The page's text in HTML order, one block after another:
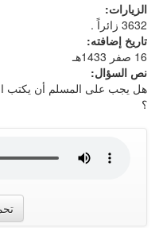
الزيارات:
3632 زائراً .
تاريخ إضافته:
16 صفر 1433هـ
نص السؤال:
هل يجب على المسلم أن يكتب
؟